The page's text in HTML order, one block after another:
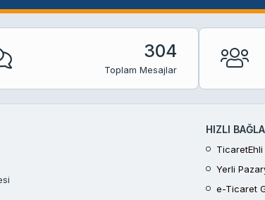
304
Toplam Mesajlar
HIZLI
Yerli
e-Ticaret